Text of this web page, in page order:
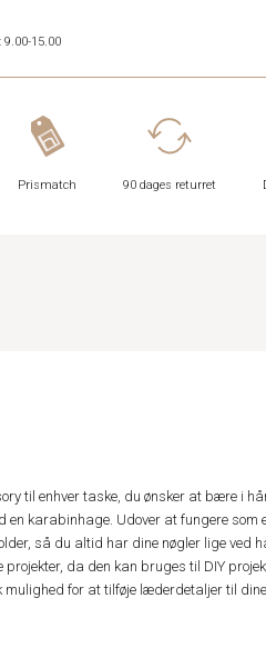
9.00-15.00
Prismatch 90 dages returret
til enhver taske, du ønsker at bære i
en karabinhage. Udover at fungere som
så du altid har dine nøgler lige ved
da den kan bruges til DIY
for at tilføje læderdetaljer til